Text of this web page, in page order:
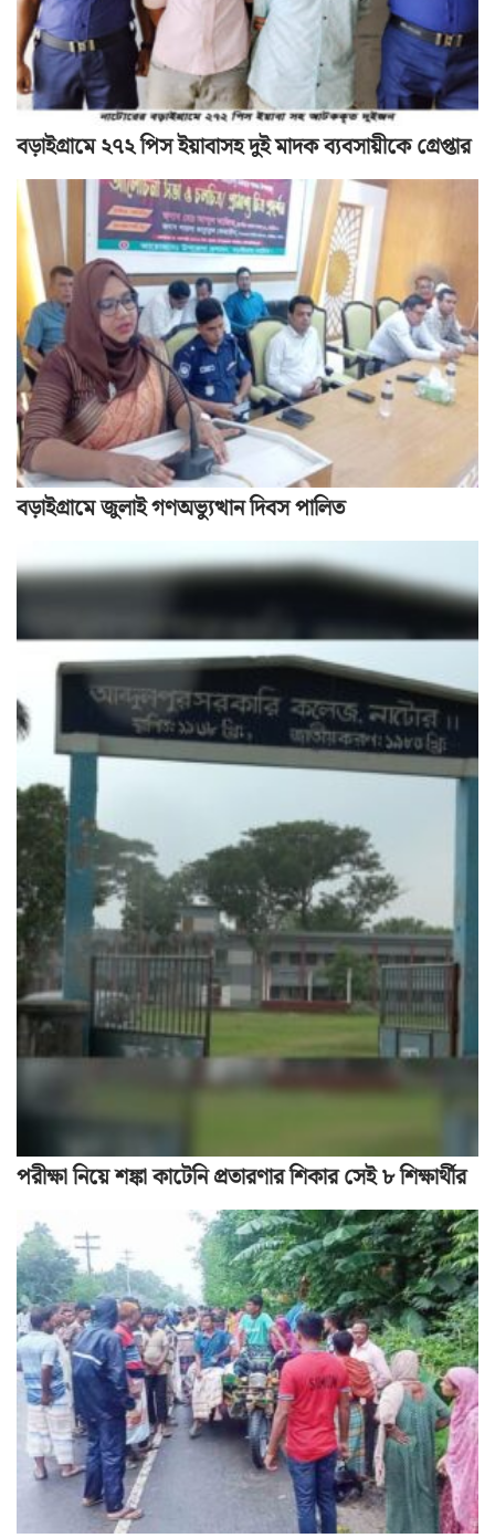
বড়াইগ্রামে ২৭২ পিস ইয়াবাসহ দুই মাদক ব্যবসায়ীকে গ্রেপ্তার
বড়াইগ্রামে জুলাই গণঅভ্যুত্থান দিবস পালিত
পরীক্ষা নিয়ে শঙ্কা কাটেনি প্রতারণার শিকার সেই ৮ শিক্ষার্থীর